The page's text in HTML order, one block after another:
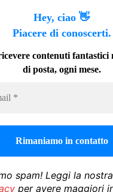
Hey, ciao 👋
Piacere di conoscerti.
contenuti fantastici
di posta, ogni mese.
spam! Leggi la nostra
per avere maggiori